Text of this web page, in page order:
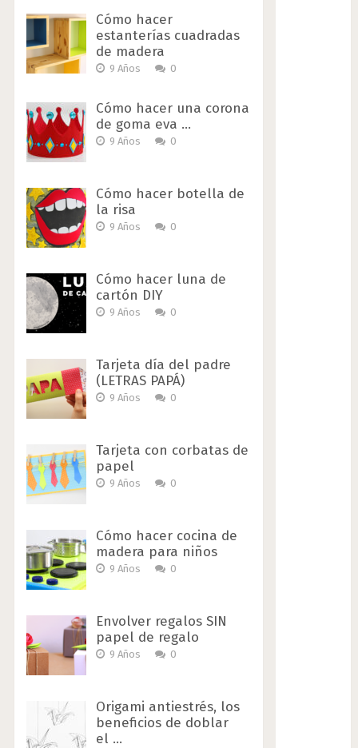
Cómo hacer
estanterías cuadradas
de madera
9 Años 0
Cómo hacer una corona
de goma eva …
9 Años 0
Cómo hacer botella de
la risa
9 Años 0
Cómo hacer luna de
cartón DIY
9 Años 0
Tarjeta día del padre
(LETRAS PAPÁ)
9 Años 0
Tarjeta con corbatas de
papel
9 Años 0
Cómo hacer cocina de
madera para niños
9 Años 0
Envolver regalos SIN
papel de regalo
9 Años 0
Origami antiestrés, los
beneficios de doblar
el …